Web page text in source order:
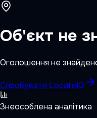
Об'єкт не
Оголошення не
Спробувати LocateIQ
Знеособлена аналітика